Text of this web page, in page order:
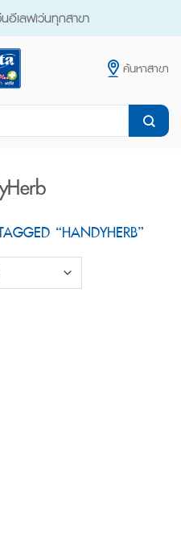
อีเลฟเว่นทุกสาขา
ค้นหาสาขา
“HANDYHERB”